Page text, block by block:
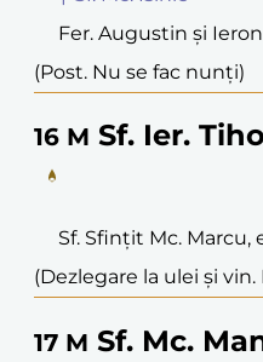
Fer. Augustin și
(Post. Nu se fac nunți)
16 M Sf. Ier.
Sf. Sfințit Mc. Marcu,
(Dezlegare la ulei și
17 M Sf. Mc.